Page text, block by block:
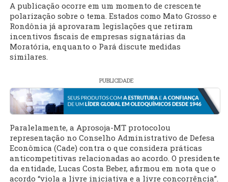
A publicação ocorre em um momento de crescente
polarização sobre o tema. Estados como Mato Grosso e
Rondônia já aprovaram legislações que retiram
incentivos fiscais de empresas signatárias da
Moratória, enquanto o Pará discute medidas
similares.
PUBLICIDADE
Paralelamente, a Aprosoja-MT protocolou
representação no Conselho Administrativo de Defesa
Econômica (Cade) contra o que considera práticas
anticompetitivas relacionadas ao acordo. O presidente
da entidade, Lucas Costa Beber, afirmou em nota que o
acordo “viola a livre iniciativa e a livre concorrência”.